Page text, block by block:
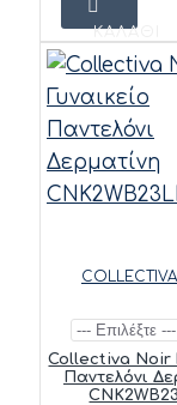
ΚΑΛΆΘΙ
Collectiva Noir
Παντελόνι